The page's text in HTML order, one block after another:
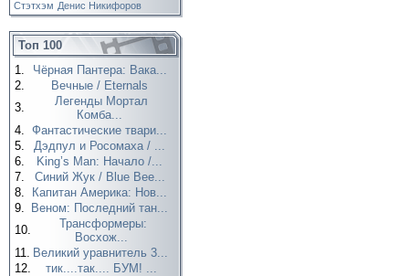
Стэтхэм Денис Никифоров
Топ 100
1.
Чёрная Пантера: Вака...
2.
Вечные / Eternals
3.
Легенды Мортал
Комба...
4. Фантастические твари...
5.
Дэдпул и Росомаха / ...
6.
King’s Man: Начало /...
7.
Синий Жук / Blue Bee...
8.
Капитан Америка: Нов...
9.
Веном: Последний тан...
10.
Трансформеры:
Восхож...
11. Великий уравнитель 3...
12.
тик....так.... БУМ! ...